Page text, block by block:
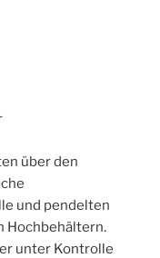
über den
und pendelten
Hochbehältern.
unter Kontrolle